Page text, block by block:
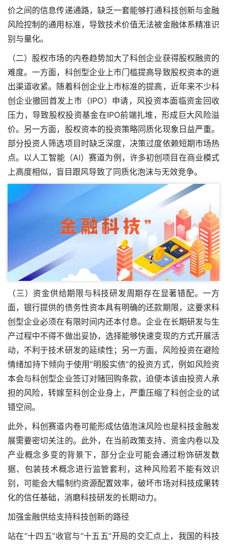
价之间的信息传递通路，缺乏一套能够打通科技创新与金融
风险控制的通用标准，导致技术价值无法被金融体系精准识
别与量化。
（二）股权市场的内卷趋势加大了科创企业获得股权融资的
难度。一方面，科创型企业上市门槛提高导致股权资本的退
出渠道收紧。随着科创企业上市标准的提高，近年来不少科
创企业撤回首发上市（IPO）申请，风投资本面临资金回收
压力，导致股权投资基金在IPO前端扎堆，形成巨大风险溢
价。另一方面，股权资本的投资策略同质化现象日益严重。
部分投资人筛选项目时缺乏深度，决策过度依赖短期市场热
点。以人工智能（AI）赛道为例，许多初创项目在商业模式
上高度相似，盲目跟风导致了同质化泡沫与无效竞争。
（三）资金供给期限与科技研发周期存在显著错配。一方
面，银行提供的债务性资本具有明确的还款期限，这要求科
创型企业必须在有限时间内还本付息。企业在长期研发与生
产过程中不得不做出妥协，选择能够快速变现的方式开展活
动，不利于技术研发的延续性；另一方面，风险投资在避险
情绪加持下倾向于使用“明股实债”的投资方式，例如风险资
本会与科创型企业签订对赌回购条款，迫使本该由投资人承
担的风险，转嫁至科创企业身上，严重压缩了科创企业的试
错空间。
此外，科创赛道内卷可能形成估值泡沫风险也是科技金融发
展需要密切关注的。此外，在当前政策支持、资金内卷以及
产业概念多变的背景下，部分企业可能会通过粉饰研发数
据、包装技术概念进行监管套利，这种风险若不能有效识
别，可能会大幅制约资源配置效率，破坏市场对科技成果转
化的信任基础，消磨科技研发的长期动力。
加强金融供给支持科技创新的路径
站在“十四五”收官与“十五五”开局的交汇点上，我国的科技